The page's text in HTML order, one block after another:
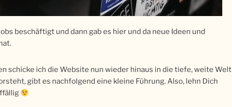
beschäftigt und dann gab es hier und da neue Ideen und
schicke ich die Website nun wieder hinaus in die tiefe, weite Welt
gibt es nachfolgend eine kleine Führung. Also, lehn Dich